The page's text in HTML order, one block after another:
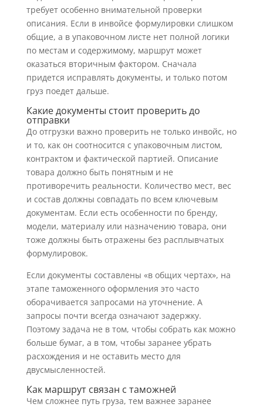
требует особенно внимательной проверки
описания. Если в инвойсе формулировки слишком
общие, а в упаковочном листе нет полной логики
по местам и содержимому, маршрут может
оказаться вторичным фактором. Сначала
придется исправлять документы, и только потом
груз поедет дальше.
Какие документы стоит проверить до
отправки
До отгрузки важно проверить не только инвойс, но
и то, как он соотносится с упаковочным листом,
контрактом и фактической партией. Описание
товара должно быть понятным и не
противоречить реальности. Количество мест, вес
и состав должны совпадать по всем ключевым
документам. Если есть особенности по бренду,
модели, материалу или назначению товара, они
тоже должны быть отражены без расплывчатых
формулировок.
Если документы составлены «в общих чертах», на
этапе таможенного оформления это часто
оборачивается запросами на уточнение. А
запросы почти всегда означают задержку.
Поэтому задача не в том, чтобы собрать как можно
больше бумаг, а в том, чтобы заранее убрать
расхождения и не оставить место для
двусмысленностей.
Как маршрут связан с таможней
Чем сложнее путь груза, тем важнее заранее